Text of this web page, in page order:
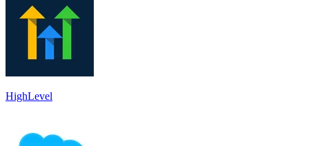
HighLevel